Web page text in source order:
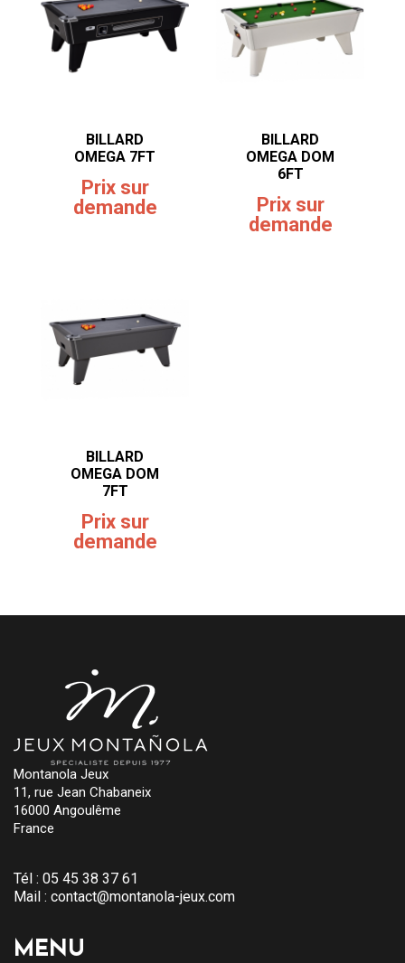
BILLARD
OMEGA 7FT
Prix sur
demande
BILLARD
OMEGA DOM
6FT
Prix sur
demande
BILLARD
OMEGA DOM
7FT
Prix sur
demande
Montanola Jeux
11, rue Jean Chabaneix
16000 Angoulême
France
Tél : 05 45 38 37 61
Mail : contact@montanola-jeux.com
MENU